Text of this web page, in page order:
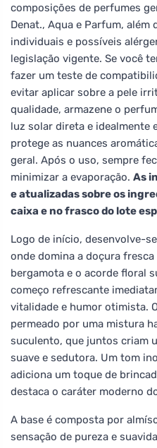
composições de perfumes
Denat., Aqua e Parfum,
individuais e possíveis
legislação vigente. Se você
fazer um teste de
evitar aplicar sobre a pele
qualidade, armazene o
luz solar direta e idealmente
protege as nuances
geral. Após o uso, sempre
minimizar a evaporação. As
e atualizadas sobre os
caixa e no frasco do lote
Logo de início, desenvolve-
onde domina a doçura
bergamota e o acorde floral
começo refrescante
vitalidade e humor otimista.
permeado por uma mistura
suculento, que juntos criam
suave e sedutora. Um tom
adiciona um toque de
destaca o caráter moderno
A base é composta por
sensação de pureza e